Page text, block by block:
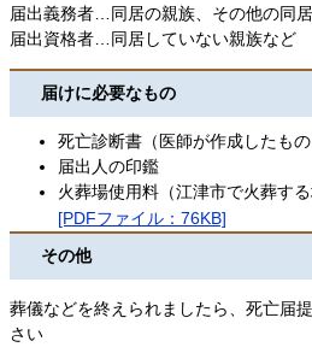
届出義務者…同居の親族、その他の同
届出資格者…同居していない親族など
届けに必要なもの
死亡診断書（医師が作成したもの
届出人の印鑑
火葬場使用料（江津市で火葬する
[PDFファイル：76KB]
その他
葬儀などを終えられましたら、死亡届
さい